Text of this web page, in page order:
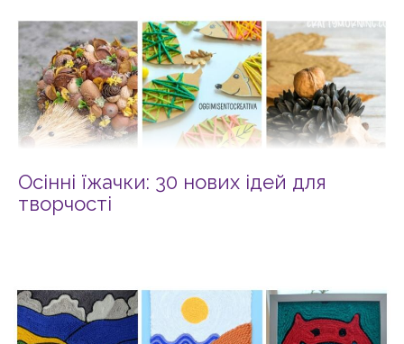
Осінні їжачки: 30 нових ідей для
творчості